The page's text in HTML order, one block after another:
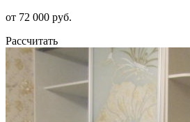
от 72 000 руб.
Рассчитать